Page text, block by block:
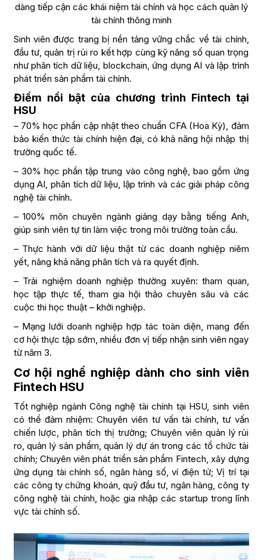
dàng tiếp cận các khái niệm tài chính và học cách quản lý
tài chính thông minh
Sinh viên được trang bị nền tảng vững chắc về tài chính,
đầu tư, quản trị rủi ro kết hợp cùng kỹ năng số quan trọng
như phân tích dữ liệu, blockchain, ứng dụng AI và lập trình
phát triển sản phẩm tài chính.
Điểm nổi bật của chương trình Fintech tại
HSU
– 70% học phần cập nhật theo chuẩn CFA (Hoa Kỳ), đảm
bảo kiến thức tài chính hiện đại, có khả năng hội nhập thị
trường quốc tế.
– 30% học phần tập trung vào công nghệ, bao gồm ứng
dụng AI, phân tích dữ liệu, lập trình và các giải pháp công
nghệ tài chính.
– 100% môn chuyên ngành giảng dạy bằng tiếng Anh,
giúp sinh viên tự tin làm việc trong môi trường toàn cầu.
– Thực hành với dữ liệu thật từ các doanh nghiệp niêm
yết, nâng khả năng phân tích và ra quyết định.
– Trải nghiệm doanh nghiệp thường xuyên: tham quan,
học tập thực tế, tham gia hội thảo chuyên sâu và các
cuộc thi học thuật – khởi nghiệp.
– Mạng lưới doanh nghiệp hợp tác toàn diện, mang đến
cơ hội thực tập sớm, nhiều đơn vị tiếp nhận sinh viên ngay
từ năm 3.
Cơ hội nghề nghiệp dành cho sinh viên
Fintech HSU
Tốt nghiệp ngành Công nghệ tài chính tại HSU, sinh viên
có thể đảm nhiệm: Chuyên viên tư vấn tài chính, tư vấn
chiến lược, phân tích thị trường; Chuyên viên quản lý rủi
ro, quản lý sản phẩm, quản lý dự án trong các tổ chức tài
chính; Chuyên viên phát triển sản phẩm Fintech, xây dựng
ứng dụng tài chính số, ngân hàng số, ví điện tử; Vị trí tại
các công ty chứng khoán, quỹ đầu tư, ngân hàng, công ty
công nghệ tài chính, hoặc gia nhập các startup trong lĩnh
vực tài chính số.